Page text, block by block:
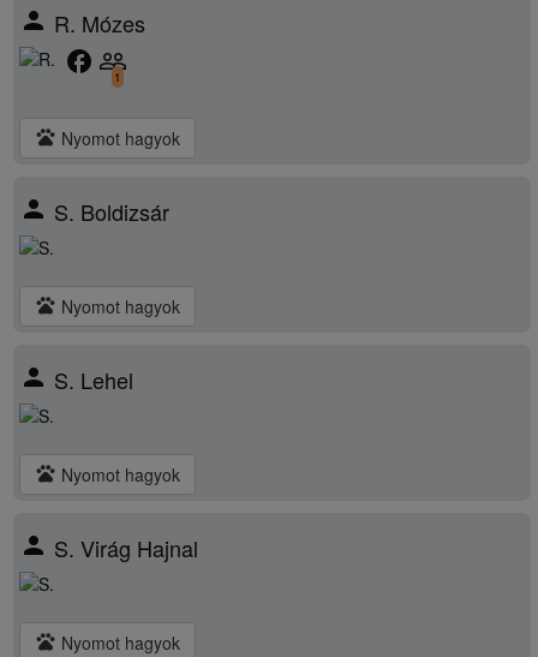
person R. Mózes
facebook people_outline
1
pets Nyomot hagyok
person S. Boldizsár
pets Nyomot hagyok
person S. Lehel
pets Nyomot hagyok
person S. Virág Hajnal
pets Nyomot hagyok